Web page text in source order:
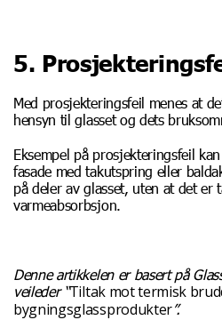
5.
Med prosjekteringsfeil menes at
hensyn til glasset og dets
Eksempel på prosjekteringsfeil
fasade med takutspring eller
på deler av glasset, uten at det er
varmeabsorbsjon.
Denne artikkelen er basert på
veileder “Tiltak mot termisk
bygningsglassprodukter”.